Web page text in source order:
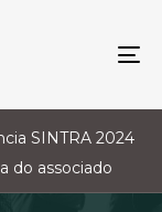
SINTRA 2024
do associado